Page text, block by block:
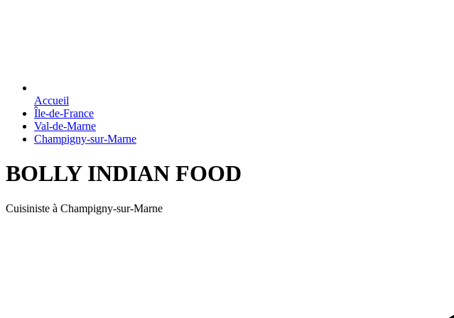
Accueil
Île-de-France
Val-de-Marne
Champigny-sur-Marne
BOLLY INDIAN FOOD
Cuisiniste à Champigny-sur-Marne